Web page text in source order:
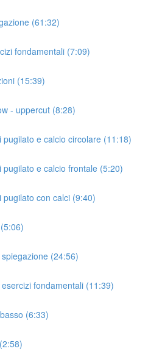
(61:32)
fondamentali (7:09)
(15:39)
- uppercut (8:28)
pugilato e calcio circolare (11:18)
pugilato e calcio frontale (5:20)
pugilato con calci (9:40)
(24:56)
fondamentali (11:39)
(6:33)